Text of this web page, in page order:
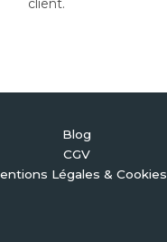
client.
Blog
CGV
Légales & Cookies